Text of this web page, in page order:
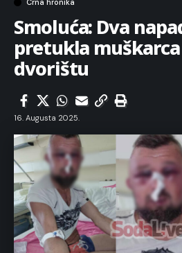
Crna hronika
Smoluća: Dva
pretukla
dvorištu
16. Augusta 2025.